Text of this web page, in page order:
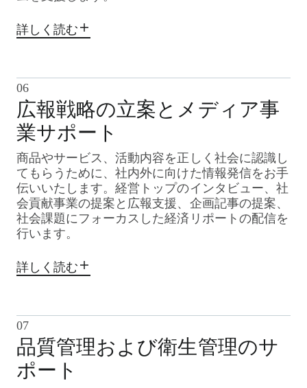
詳しく読む
06
広報戦略の立案とメディア事
業サポート
商品やサービス、活動内容を正しく社会に認識し
てもらうために、社内外に向けた情報発信をお手
伝いいたします。経営トップのインタビュー、社
会貢献事業の提案と広報支援、企画記事の提案、
社会課題にフォーカスした経済リポートの配信を
行います。
詳しく読む
07
品質管理および衛生管理のサ
ポート